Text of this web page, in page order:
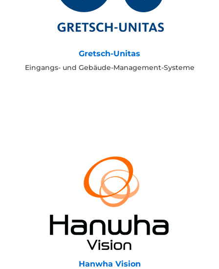
Gretsch-Unitas
Eingangs- und Gebäude-Management-Systeme
Hanwha Vision